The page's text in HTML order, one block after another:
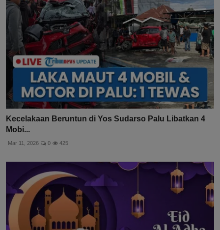
Kecelakaan Beruntun di Yos Sudarso Palu Libatkan 4
Mobi...
Mar 11, 2026 0 425